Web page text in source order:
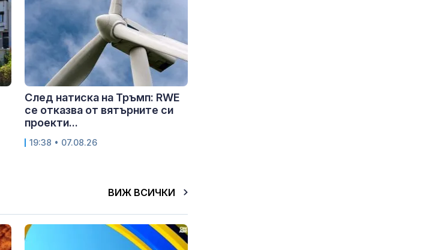
След натиска на Тръмп: RWE
се отказва от вятърните си
проекти...
19:38 • 07.08.26
ВИЖ ВСИЧКИ